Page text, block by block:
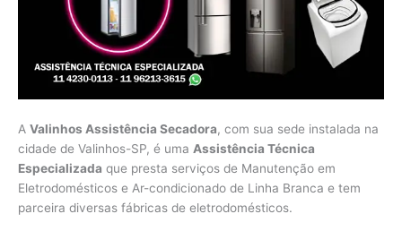
A Valinhos Assistência Secadora, com sua sede instalada na
cidade de Valinhos-SP, é uma Assistência Técnica
Especializada que presta serviços de Manutenção em
Eletrodomésticos e Ar-condicionado de Linha Branca e tem
parceira diversas fábricas de eletrodomésticos.